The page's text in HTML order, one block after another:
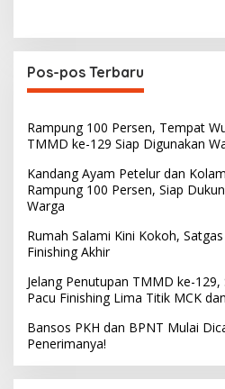
Pos-pos Terbaru
Rampung 100 Persen, Tempat
TMMD ke-129 Siap Digunakan
Kandang Ayam Petelur dan
Rampung 100 Persen, Siap
Warga
Rumah Salami Kini Kokoh,
Finishing Akhir
Jelang Penutupan TMMD ke-
Pacu Finishing Lima Titik MCK
Bansos PKH dan BPNT Mulai
Penerimanya!